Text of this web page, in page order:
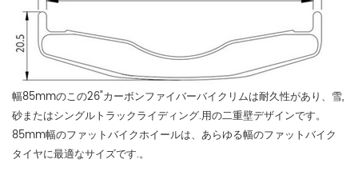
幅85mmのこの26"カーボンファイバーバイクリムは耐久性があり、雪,
砂またはシングルトラックライディング.用の二重壁デザインです。
85mm幅のファットバイクホイールは、あらゆる幅のファットバイク
タイヤに最適なサイズです.。